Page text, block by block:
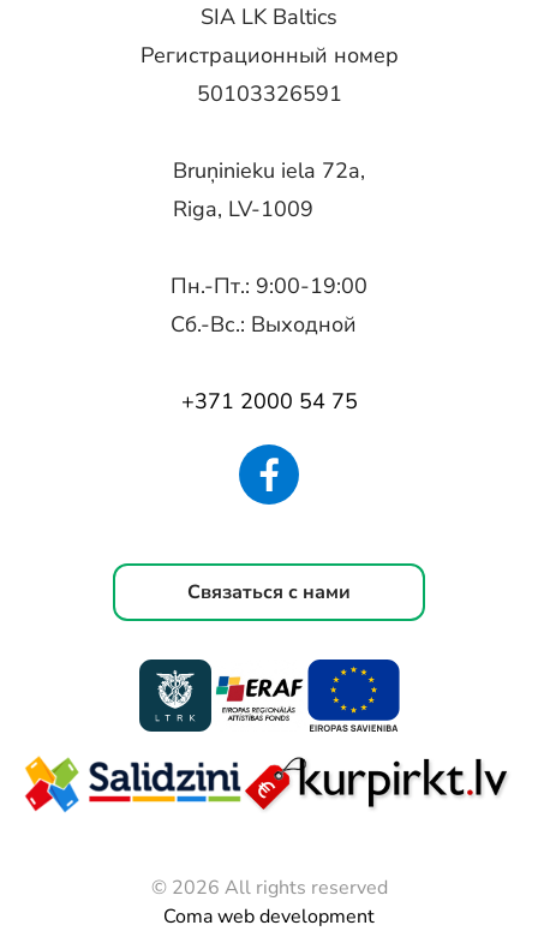
SIA LK Baltics
Регистрационный номер
50103326591
Bruņinieku iela 72a,
Riga, LV-1009
Пн.-Пт.: 9:00-19:00
Сб.-Вс.: Выходной
+371 2000 54 75
Связаться с нами
© 2026 All rights reserved
Coma web development